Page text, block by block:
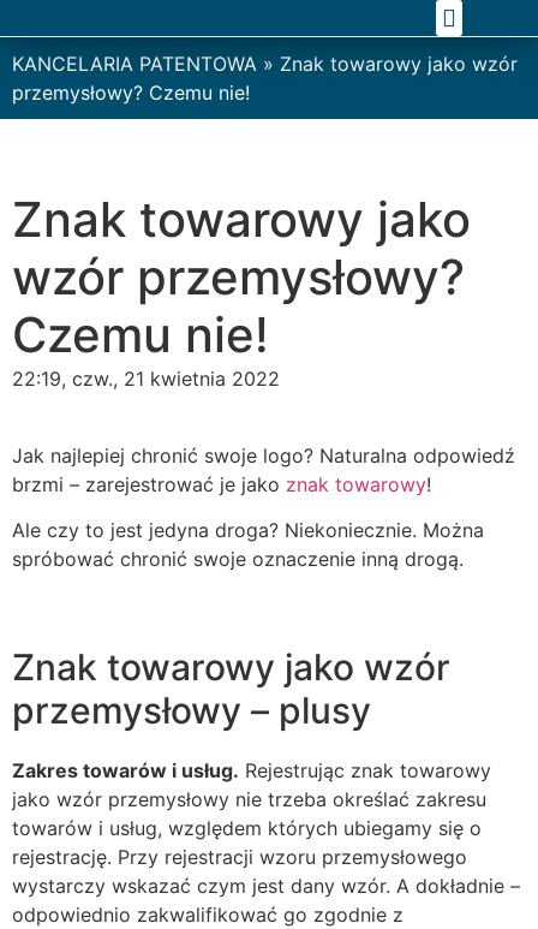
KANCELARIA PATENTOWA » Znak towarowy jako wzór
przemysłowy? Czemu nie!
Znak towarowy jako
wzór przemysłowy?
Czemu nie!
22:19, czw., 21 kwietnia 2022
Jak najlepiej chronić swoje logo? Naturalna odpowiedź
brzmi – zarejestrować je jako znak towarowy!
Ale czy to jest jedyna droga? Niekoniecznie. Można
spróbować chronić swoje oznaczenie inną drogą.
Znak towarowy jako wzór
przemysłowy – plusy
Zakres towarów i usług. Rejestrując znak towarowy
jako wzór przemysłowy nie trzeba określać zakresu
towarów i usług, względem których ubiegamy się o
rejestrację. Przy rejestracji wzoru przemysłowego
wystarczy wskazać czym jest dany wzór. A dokładnie –
odpowiednio zakwalifikować go zgodnie z